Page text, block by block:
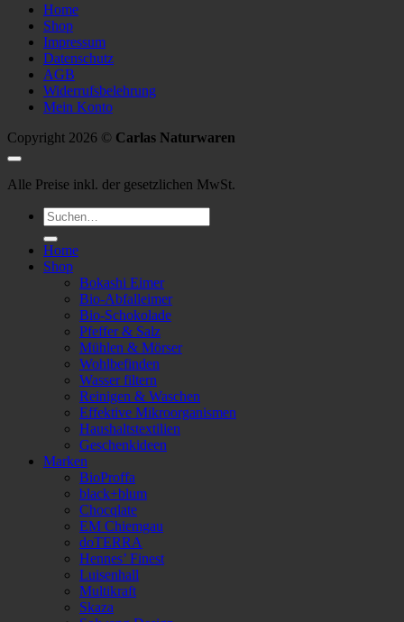
Home
Shop
Impressum
Datenschutz
AGB
Widerrufsbelehrung
Mein Konto
Copyright 2026 © Carlas Naturwaren
Alle Preise inkl. der gesetzlichen MwSt.
Suchen
nach:
Home
Shop
Bokashi Eimer
Bio-Abfalleimer
Bio-Schokolade
Pfeffer & Salz
Mühlen & Mörser
Wohlbefinden
Wasser filtern
Reinigen & Waschen
Effektive Mikroorganismen
Haushaltstextilien
Geschenkideen
Marken
BioProffa
black+blum
Chocqlate
EM Chiemgau
doTERRA
Hennes’ Finest
Luisenhall
Multikraft
Skaza